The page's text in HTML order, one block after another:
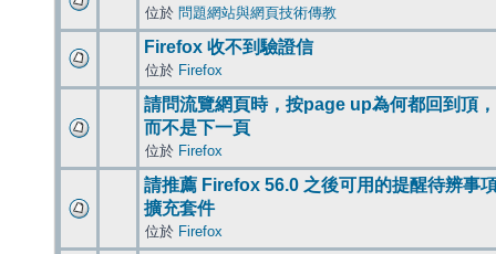
位於 問題網站與網頁技術傳教
Firefox 收不到驗證信
位於 Firefox
請問流覽網頁時，按page up為何都回到頂，
而不是下一頁
位於 Firefox
請推薦 Firefox 56.0 之後可用的提醒待辨事
擴充套件
位於 Firefox